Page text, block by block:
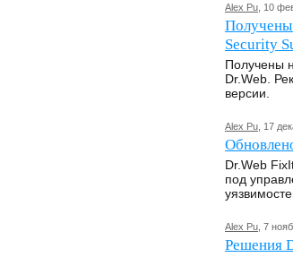
Alex Pu , 10
Получены
Security
Получены
Dr.Web.
версии.
Alex Pu , 17
Dr.Web
под
Alex Pu , 7
Решения